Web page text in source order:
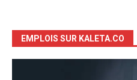
EMPLOIS SUR KALETA.CO